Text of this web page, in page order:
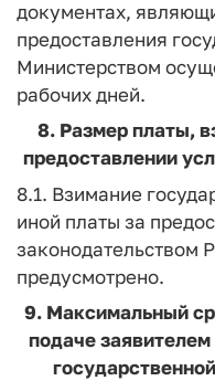
документах,
предоставления
Министерством
рабочих дней.
8. Размер платы,
предоставлении
8.1. Взимание
иной платы за
законодательством
предусмотрено.
9. Максимальный
подаче